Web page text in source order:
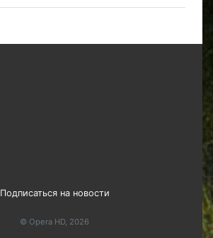
Подписаться на новости
© Opera HD, 2026